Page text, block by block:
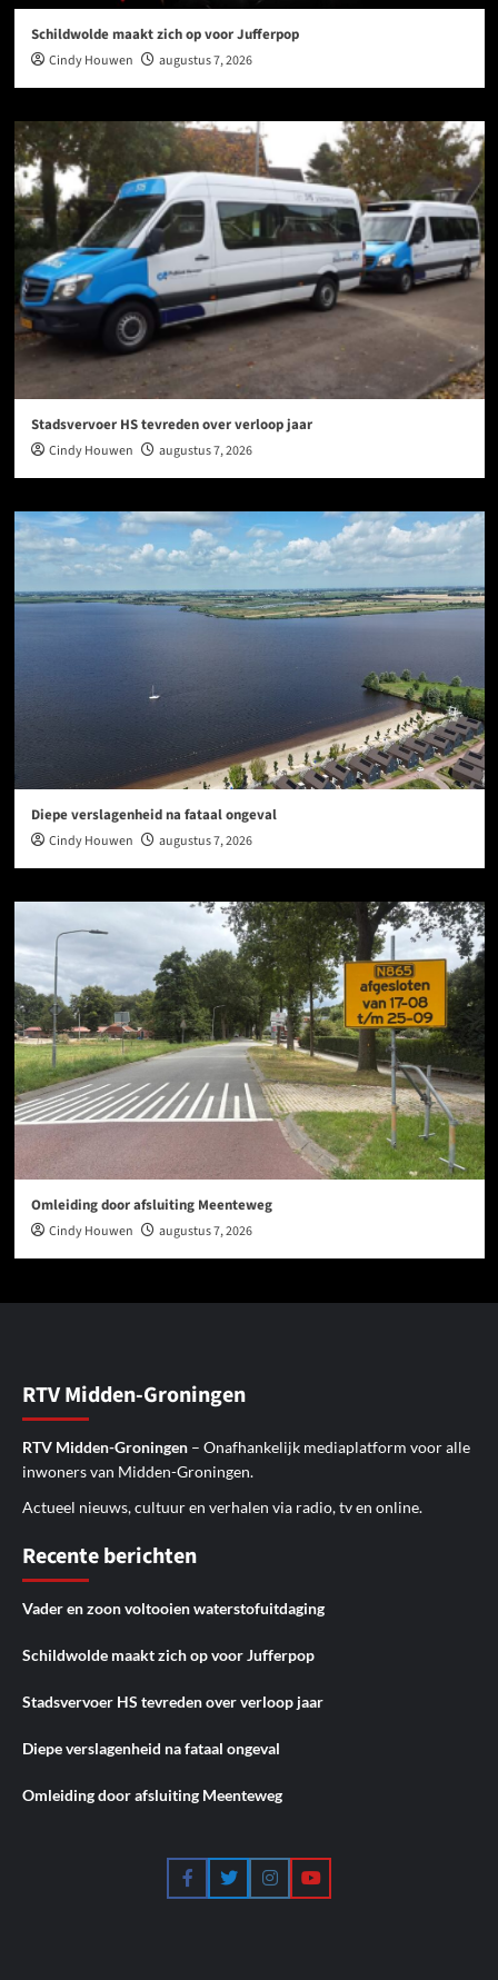
Schildwolde maakt zich op voor Jufferpop
Cindy Houwen augustus 7, 2026
Stadsvervoer HS tevreden over verloop jaar
Cindy Houwen augustus 7, 2026
Diepe verslagenheid na fataal ongeval
Cindy Houwen augustus 7, 2026
Omleiding door afsluiting Meenteweg
Cindy Houwen augustus 7, 2026
RTV Midden-Groningen
RTV Midden-Groningen – Onafhankelijk mediaplatform voor alle
inwoners van Midden-Groningen.
Actueel nieuws, cultuur en verhalen via radio, tv en online.
Recente berichten
Vader en zoon voltooien waterstofuitdaging
Schildwolde maakt zich op voor Jufferpop
Stadsvervoer HS tevreden over verloop jaar
Diepe verslagenheid na fataal ongeval
Omleiding door afsluiting Meenteweg
FacebookTwitterInstagramYouTube